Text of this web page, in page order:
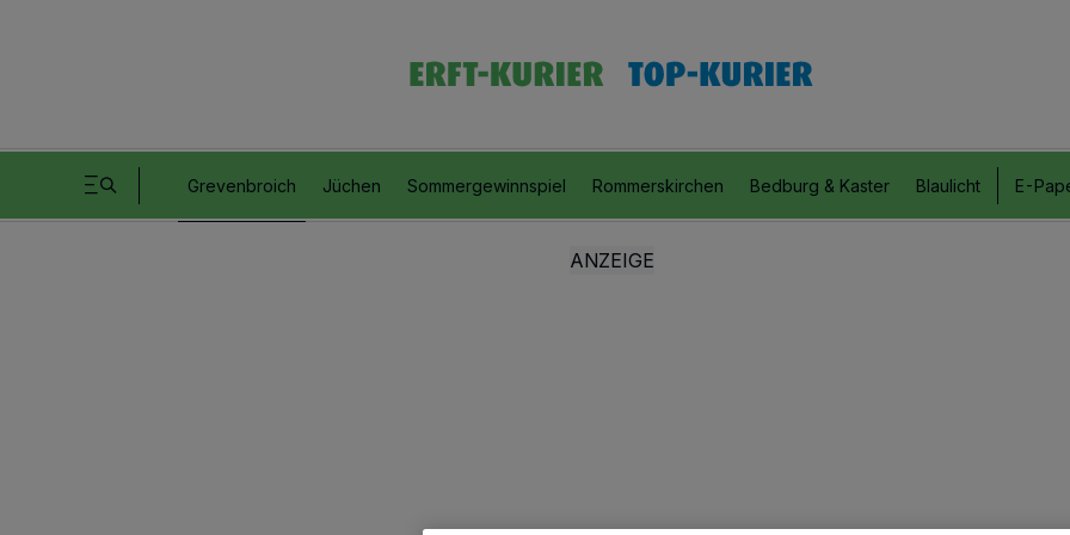
Grevenbroich Jüchen Sommergewinnspiel Rommerskirchen Bedburg & Kaster Blaulicht E-